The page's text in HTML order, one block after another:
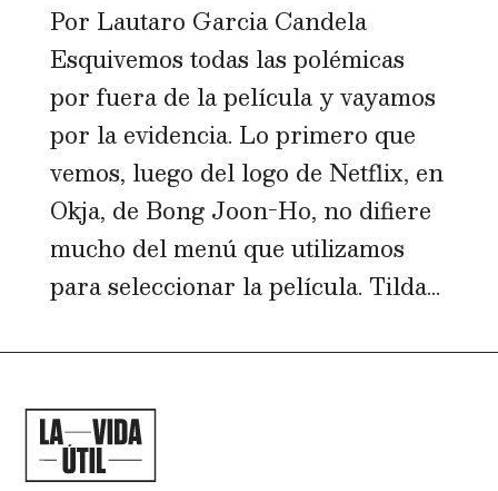
Por Lautaro Garcia Candela
Esquivemos todas las polémicas
por fuera de la película y vayamos
por la evidencia. Lo primero que
vemos, luego del logo de Netflix, en
Okja, de Bong Joon-Ho, no difiere
mucho del menú que utilizamos
para seleccionar la película. Tilda...